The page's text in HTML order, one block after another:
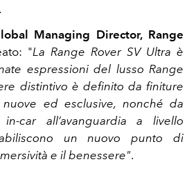
Managing Director, Range
"La Range Rover SV Ultra è
espressioni del lusso Range
distintivo è definito da finiture
ed esclusive, nonché da
car all’avanguardia a livello
un nuovo punto di
e il benessere".